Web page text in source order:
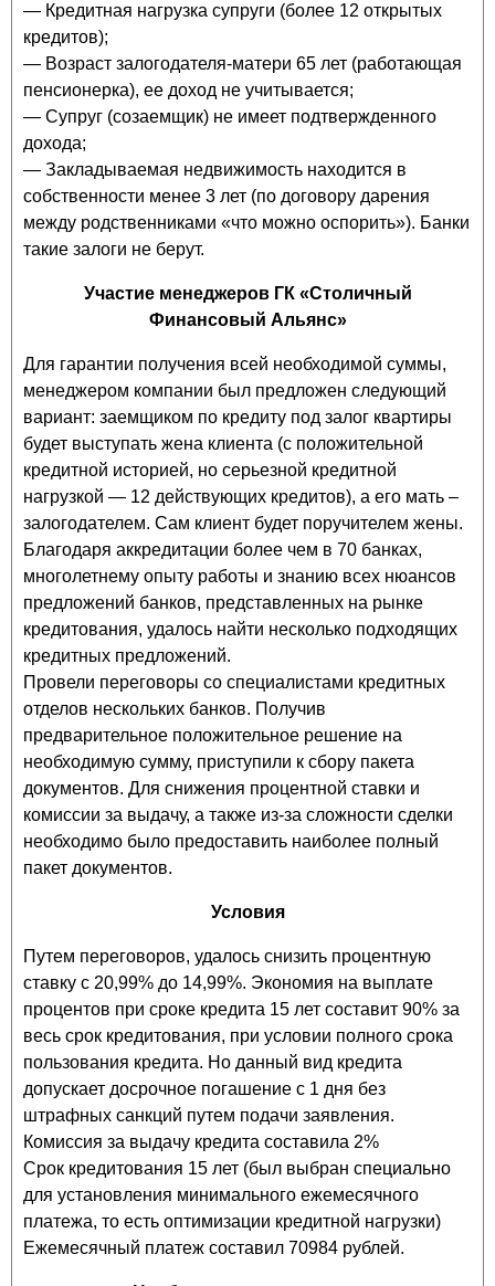
— Кредитная нагрузка супруги (более 12 открытых
кредитов);
— Возраст залогодателя-матери 65 лет (работающая
пенсионерка), ее доход не учитывается;
— Супруг (созаемщик) не имеет подтвержденного
дохода;
— Закладываемая недвижимость находится в
собственности менее 3 лет (по договору дарения
между родственниками «что можно оспорить»). Банки
такие залоги не берут.
Участие менеджеров ГК «Столичный
Финансовый Альянс»
Для гарантии получения всей необходимой суммы,
менеджером компании был предложен следующий
вариант: заемщиком по кредиту под залог квартиры
будет выступать жена клиента (с положительной
кредитной историей, но серьезной кредитной
нагрузкой — 12 действующих кредитов), а его мать –
залогодателем. Сам клиент будет поручителем жены.
Благодаря аккредитации более чем в 70 банках,
многолетнему опыту работы и знанию всех нюансов
предложений банков, представленных на рынке
кредитования, удалось найти несколько подходящих
кредитных предложений.
Провели переговоры со специалистами кредитных
отделов нескольких банков. Получив
предварительное положительное решение на
необходимую сумму, приступили к сбору пакета
документов. Для снижения процентной ставки и
комиссии за выдачу, а также из-за сложности сделки
необходимо было предоставить наиболее полный
пакет документов.
Условия
Путем переговоров, удалось снизить процентную
ставку с 20,99% до 14,99%. Экономия на выплате
процентов при сроке кредита 15 лет составит 90% за
весь срок кредитования, при условии полного срока
пользования кредита. Но данный вид кредита
допускает досрочное погашение с 1 дня без
штрафных санкций путем подачи заявления.
Комиссия за выдачу кредита составила 2%
Срок кредитования 15 лет (был выбран специально
для установления минимального ежемесячного
платежа, то есть оптимизации кредитной нагрузки)
Ежемесячный платеж составил 70984 рублей.